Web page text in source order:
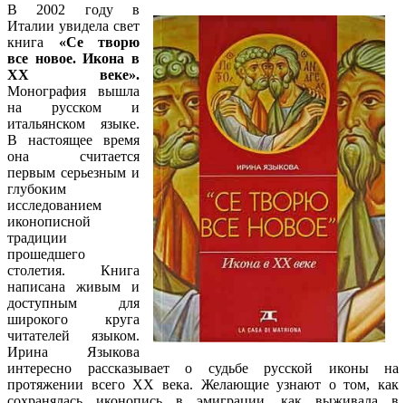
В 2002 году в
Италии увидела свет
книга «Се творю
все новое. Икона в
XX веке».
Монография вышла
на русском и
итальянском языке.
В настоящее время
она считается
первым серьезным и
глубоким
исследованием
иконописной
традиции
прошедшего
столетия. Книга
написана живым и
доступным для
широкого круга
читателей языком.
Ирина Языкова
интересно рассказывает о судьбе русской иконы на
протяжении всего XX века. Желающие узнают о том, как